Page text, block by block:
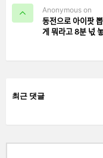
Anonymous on
동전으로
게 뭐라고 8분 넋
최근 댓글